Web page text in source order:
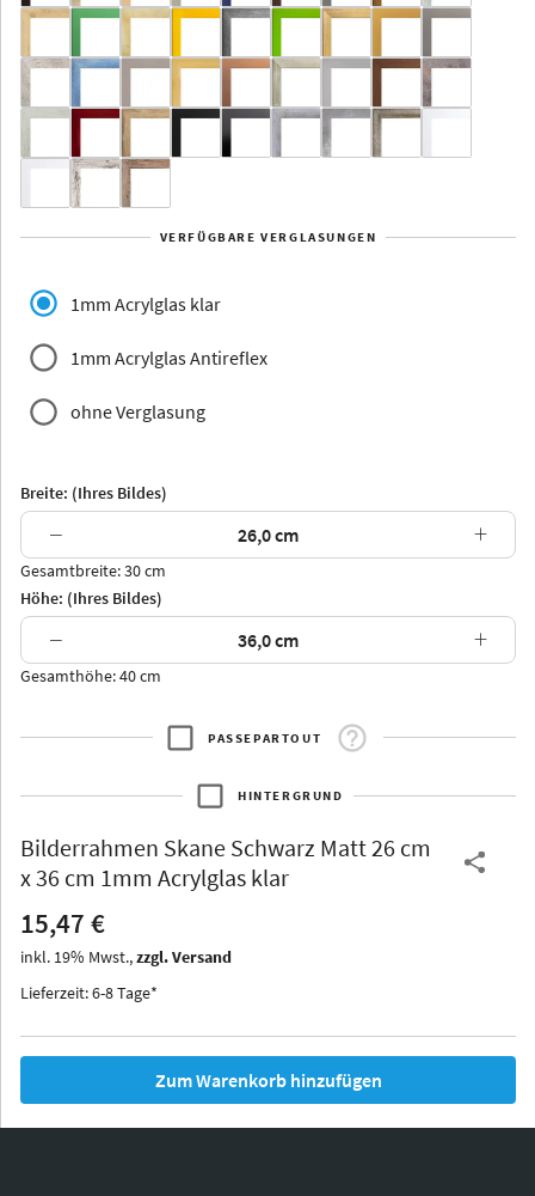
Yukon
Jersey Dauphine
Arran Luzern
Thurgau
Iowa
VERFÜGBARE VERGLASUNGEN
1mm Acrylglas klar
1mm Acrylglas Antireflex
ohne Verglasung
Breite: (Ihres Bildes)
− +
Gesamtbreite: 30 cm
Höhe: (Ihres Bildes)
− +
Gesamthöhe: 40 cm
PASSEPARTOUT
HINTERGRUND
Bilderrahmen Skane Schwarz Matt 26 cm
x 36 cm 1mm Acrylglas klar
15,47 €
inkl. 19% Mwst.,zzgl. Versand
Lieferzeit: 6-8 Tage*
Zum Warenkorb hinzufügen